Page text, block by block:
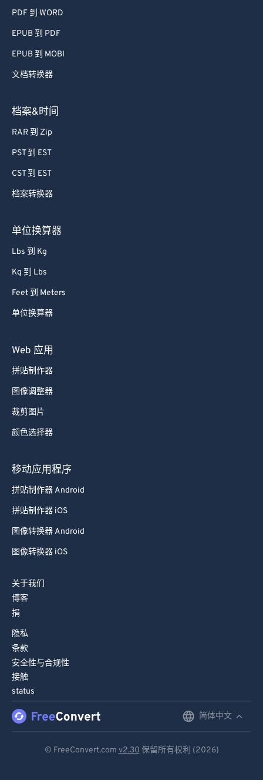
PDF 到 WORD
EPUB 到 PDF
EPUB 到 MOBI
文档转换器
档案&时间
RAR 到 Zip
PST 到 EST
CST 到 EST
档案转换器
单位换算器
Lbs 到 Kg
Kg 到 Lbs
Feet 到 Meters
单位换算器
Web 应用
拼贴制作器
图像调整器
裁剪图片
颜色选择器
移动应用程序
拼贴制作器 Android
拼贴制作器 iOS
图像转换器 Android
图像转换器 iOS
关于我们
博客
捐
隐私
条款
安全性与合规性
接触
status
简体中文
© FreeConvert.com v2.30 保留所有权利 (2026)